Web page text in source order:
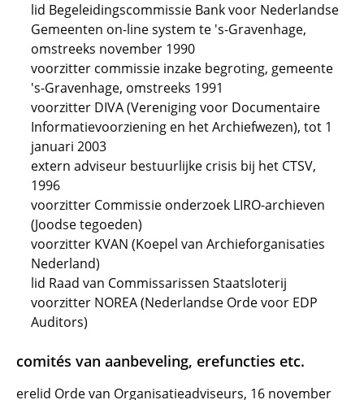
lid Begeleidingscommissie Bank voor Nederlandse
Gemeenten on-line system te 's-Gravenhage,
omstreeks november 1990
voorzitter commissie inzake begroting, gemeente
's-Gravenhage, omstreeks 1991
voorzitter DIVA (Vereniging voor Documentaire
Informatievoorziening en het Archiefwezen), tot 1
januari 2003
extern adviseur bestuurlijke crisis bij het CTSV,
1996
voorzitter Commissie onderzoek LIRO-archieven
(Joodse tegoeden)
voorzitter KVAN (Koepel van Archieforganisaties
Nederland)
lid Raad van Commissarissen Staatsloterij
voorzitter NOREA (Nederlandse Orde voor EDP
Auditors)
comités van aanbeveling, erefuncties etc.
erelid Orde van Organisatieadviseurs, 16 november